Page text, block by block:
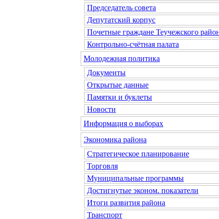
Председатель совета
Депутатский корпус
Почетные граждане Теучежского
Контрольно-счётная палата
Молодежная политика
Документы
Открытые данные
Памятки и буклеты
Новости
Информация о выборах
Экономика района
Стратегическое планирование
Торговля
Муниципальные программы
Достигнутые эконом. показатели
Итоги развития района
Транспорт